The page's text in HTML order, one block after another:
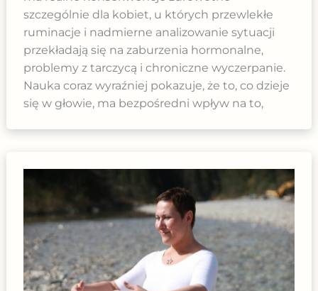
szczególnie dla kobiet, u których przewlekłe
ruminacje i nadmierne analizowanie sytuacji
przekładają się na zaburzenia hormonalne,
problemy z tarczycą i chroniczne wyczerpanie.
Nauka coraz wyraźniej pokazuje, że to, co dzieje
się w głowie, ma bezpośredni wpływ na to,